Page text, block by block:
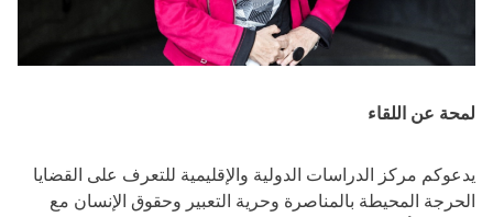
لمحة عن اللقاء
يدعوكم مركز الدراسات الدولية والإقليمية للتعرف على القضايا
الحرجة المحيطة بالمناصرة وحرية التعبير وحقوق الإنسان مع